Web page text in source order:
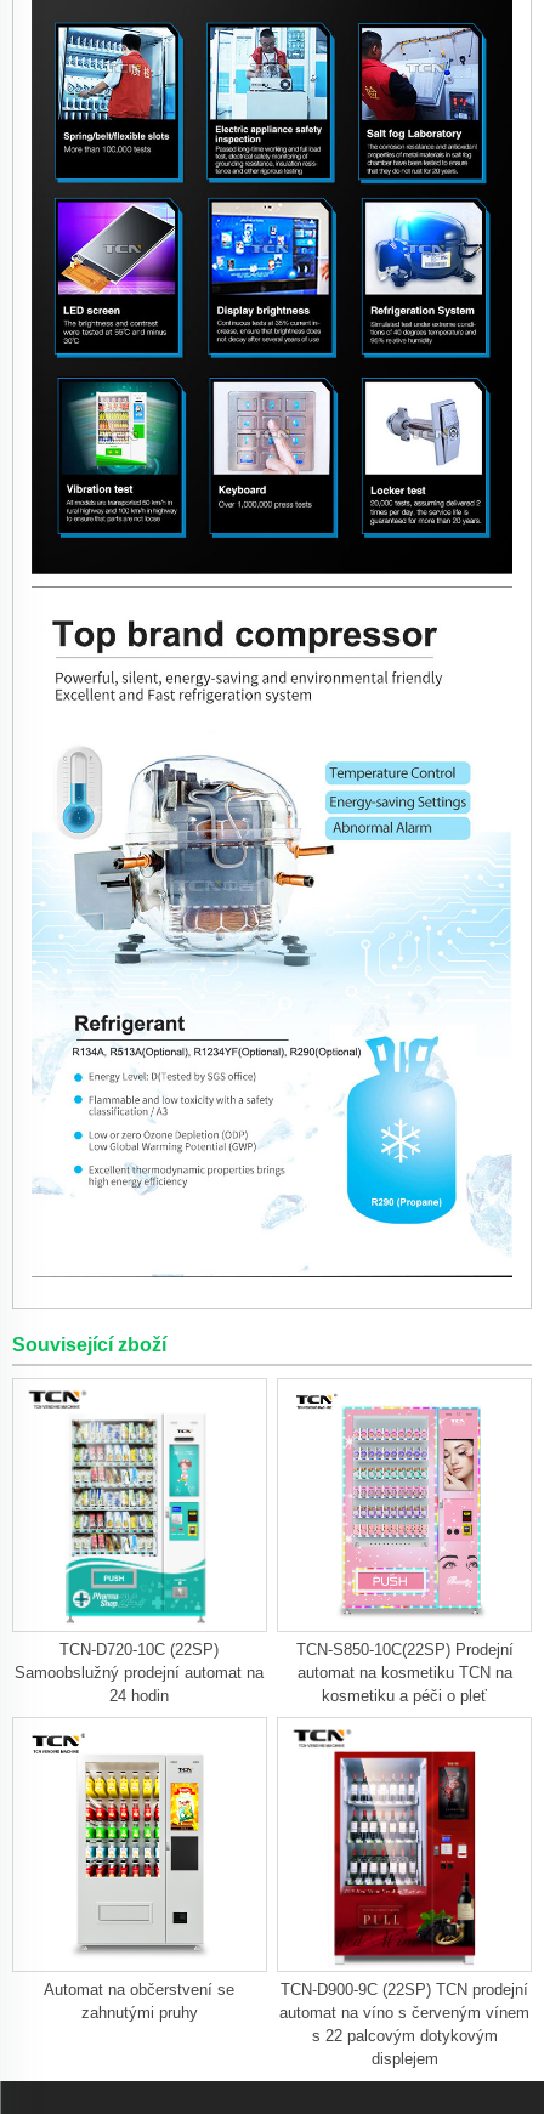
Související zboží
TCN-D720-10C (22SP)
Samoobslužný prodejní automat na
24 hodin
TCN-S850-10C(22SP) Prodejní
automat na kosmetiku TCN na
kosmetiku a péči o pleť
Automat na občerstvení se
zahnutými pruhy
TCN-D900-9C (22SP) TCN prodejní
automat na víno s červeným vínem
s 22 palcovým dotykovým
displejem